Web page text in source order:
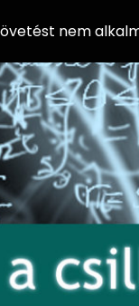
AZ
AT
Előadássorozat
középiskolásoknak
nem